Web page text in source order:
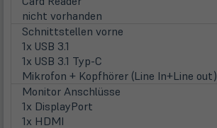
nicht vorhanden
Schnittstellen vorne
1x USB 3.1
1x USB 3.1 Typ-C
Mikrofon + Kopfhörer (Line In+Line out)
Monitor Anschlüsse
1x DisplayPort
1x HDMI